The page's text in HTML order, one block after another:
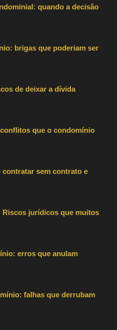
quando a decisão
brigas que poderiam ser
de deixar a dívida
que o condomínio
sem contrato e
jurídicos que muitos
erros que anulam
falhas que derrubam